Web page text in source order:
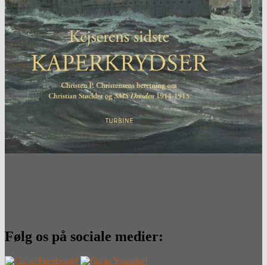
Følg os på sociale medier: